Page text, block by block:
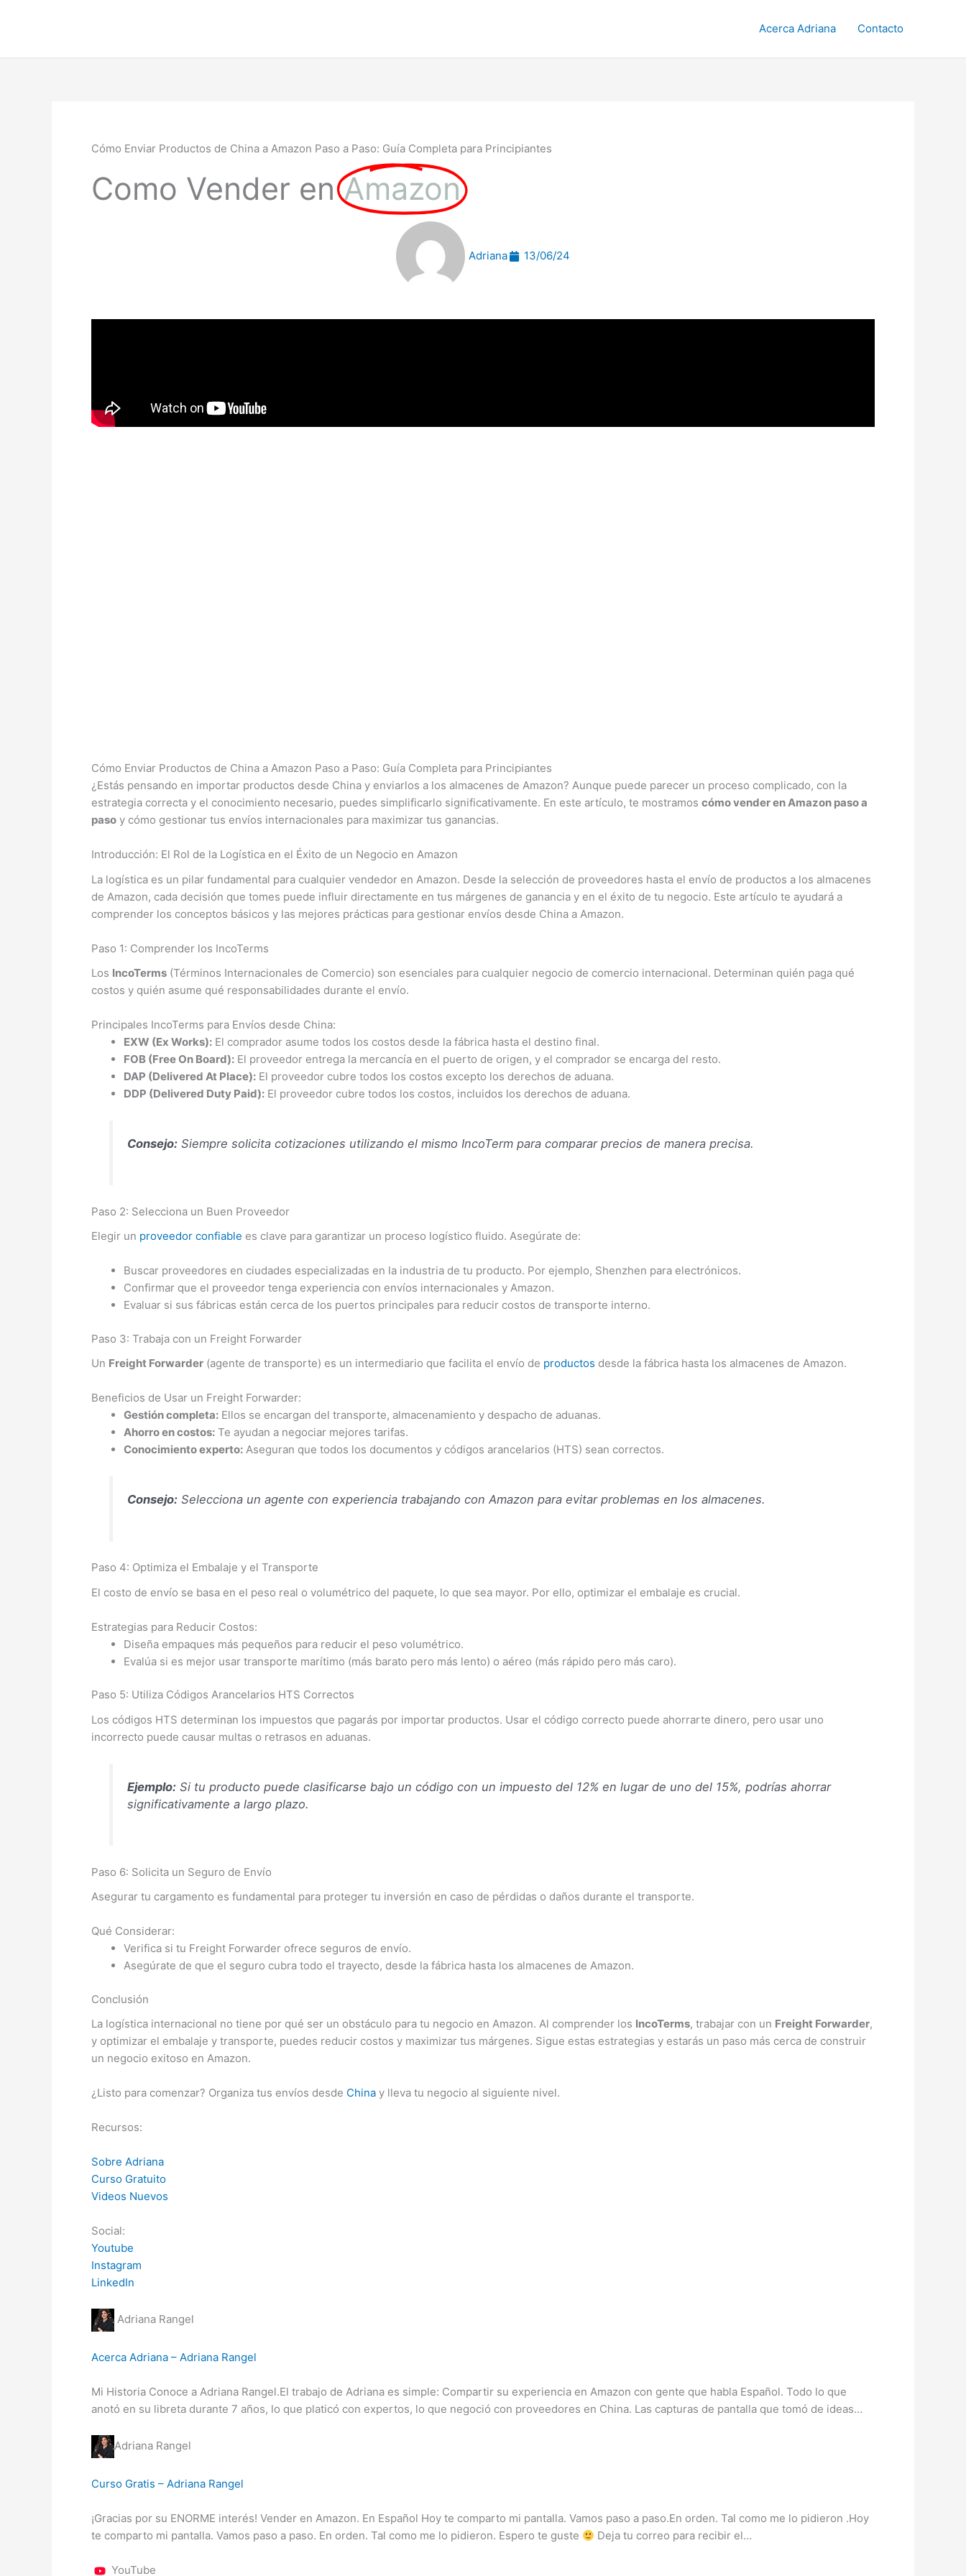
Acerca Adriana Contacto
Cómo Enviar Productos de China a Amazon Paso a Paso: Guía Completa para Principiantes
Como Vender en Amazon
Adriana 13/06/24
Cómo Enviar Productos de China a Amazon Paso a Paso: Guía Completa para Principiantes
¿Estás pensando en importar productos desde China y enviarlos a los almacenes de Amazon? Aunque puede parecer un proceso complicado, con la
estrategia correcta y el conocimiento necesario, puedes simplificarlo significativamente. En este artículo, te mostramos cómo vender en Amazon paso a
paso y cómo gestionar tus envíos internacionales para maximizar tus ganancias.
Introducción: El Rol de la Logística en el Éxito de un Negocio en Amazon
La logística es un pilar fundamental para cualquier vendedor en Amazon. Desde la selección de proveedores hasta el envío de productos a los almacenes
de Amazon, cada decisión que tomes puede influir directamente en tus márgenes de ganancia y en el éxito de tu negocio. Este artículo te ayudará a
comprender los conceptos básicos y las mejores prácticas para gestionar envíos desde China a Amazon.
Paso 1: Comprender los IncoTerms
Los IncoTerms (Términos Internacionales de Comercio) son esenciales para cualquier negocio de comercio internacional. Determinan quién paga qué
costos y quién asume qué responsabilidades durante el envío.
Principales IncoTerms para Envíos desde China:
EXW (Ex Works): El comprador asume todos los costos desde la fábrica hasta el destino final.
FOB (Free On Board): El proveedor entrega la mercancía en el puerto de origen, y el comprador se encarga del resto.
DAP (Delivered At Place): El proveedor cubre todos los costos excepto los derechos de aduana.
DDP (Delivered Duty Paid): El proveedor cubre todos los costos, incluidos los derechos de aduana.
Consejo:Siempre solicita cotizaciones utilizando el mismo IncoTerm para comparar precios de manera precisa.
Paso 2: Selecciona un Buen Proveedor
Elegir un proveedor confiable es clave para garantizar un proceso logístico fluido. Asegúrate de:
Buscar proveedores en ciudades especializadas en la industria de tu producto. Por ejemplo, Shenzhen para electrónicos.
Confirmar que el proveedor tenga experiencia con envíos internacionales y Amazon.
Evaluar si sus fábricas están cerca de los puertos principales para reducir costos de transporte interno.
Paso 3: Trabaja con un Freight Forwarder
Un Freight Forwarder (agente de transporte) es un intermediario que facilita el envío de productos desde la fábrica hasta los almacenes de Amazon.
Beneficios de Usar un Freight Forwarder:
Gestión completa: Ellos se encargan del transporte, almacenamiento y despacho de aduanas.
Ahorro en costos: Te ayudan a negociar mejores tarifas.
Conocimiento experto: Aseguran que todos los documentos y códigos arancelarios (HTS) sean correctos.
Consejo:Selecciona un agente con experiencia trabajando con Amazon para evitar problemas en los almacenes.
Paso 4: Optimiza el Embalaje y el Transporte
El costo de envío se basa en el peso real o volumétrico del paquete, lo que sea mayor. Por ello, optimizar el embalaje es crucial.
Estrategias para Reducir Costos:
Diseña empaques más pequeños para reducir el peso volumétrico.
Evalúa si es mejor usar transporte marítimo (más barato pero más lento) o aéreo (más rápido pero más caro).
Paso 5: Utiliza Códigos Arancelarios HTS Correctos
Los códigos HTS determinan los impuestos que pagarás por importar productos. Usar el código correcto puede ahorrarte dinero, pero usar uno
incorrecto puede causar multas o retrasos en aduanas.
Ejemplo:Si tu producto puede clasificarse bajo un código con un impuesto del 12% en lugar de uno del 15%, podrías ahorrar
significativamente a largo plazo.
Paso 6: Solicita un Seguro de Envío
Asegurar tu cargamento es fundamental para proteger tu inversión en caso de pérdidas o daños durante el transporte.
Qué Considerar:
Verifica si tu Freight Forwarder ofrece seguros de envío.
Asegúrate de que el seguro cubra todo el trayecto, desde la fábrica hasta los almacenes de Amazon.
Conclusión
La logística internacional no tiene por qué ser un obstáculo para tu negocio en Amazon. Al comprender los IncoTerms, trabajar con un Freight Forwarder,
y optimizar el embalaje y transporte, puedes reducir costos y maximizar tus márgenes. Sigue estas estrategias y estarás un paso más cerca de construir
un negocio exitoso en Amazon.
¿Listo para comenzar? Organiza tus envíos desde China y lleva tu negocio al siguiente nivel.
Recursos:
Sobre Adriana
Curso Gratuito
Videos Nuevos
Social:
Youtube
Instagram
LinkedIn
Adriana Rangel
Acerca Adriana – Adriana Rangel
Mi Historia Conoce a Adriana Rangel.El trabajo de Adriana es simple: Compartir su experiencia en Amazon con gente que habla Español. Todo lo que
anotó en su libreta durante 7 años, lo que platicó con expertos, lo que negoció con proveedores en China. Las capturas de pantalla que tomó de ideas…
Adriana Rangel
Curso Gratis – Adriana Rangel
¡Gracias por su ENORME interés! Vender en Amazon. En Español Hoy te comparto mi pantalla. Vamos paso a paso.En orden. Tal como me lo pidieron .Hoy
te comparto mi pantalla. Vamos paso a paso. En orden. Tal como me lo pidieron. Espero te guste
Deja tu correo para recibir el…
YouTube